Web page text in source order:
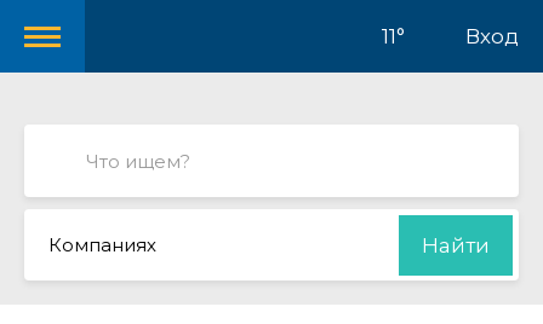
11° Вход
Компаниях Найти